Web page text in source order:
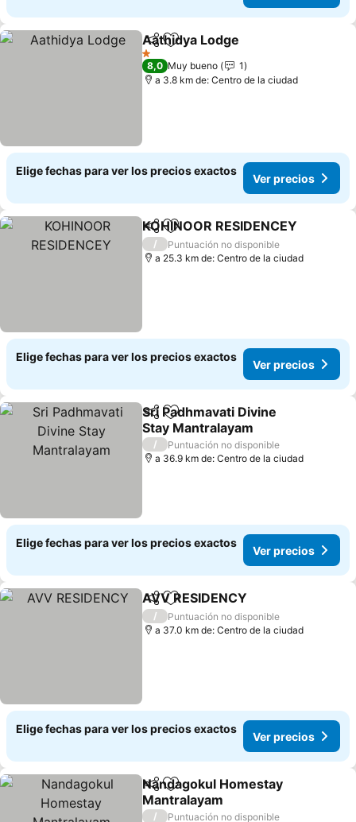
CompartirAgregar a favoritos
Aathidya Lodge
1 Estrellas
8,0 Muy bueno
1
a 3.8 km de: Centro de la ciudad
Elige fechas para ver los precios exactos
Ver precios
CompartirAgregar a favoritos
KOHINOOR RESIDENCEY
/
Puntuación no disponible
a 25.3 km de: Centro de la ciudad
Elige fechas para ver los precios exactos
Ver precios
CompartirAgregar a favoritos
Sri Padhmavati Divine
Stay Mantralayam
Ver precios
/
Puntuación no disponible
a 36.9 km de: Centro de la ciudad
Elige fechas para ver los precios exactos
Ver precios
CompartirAgregar a favoritos
AVV RESIDENCY
/
Puntuación no disponible
a 37.0 km de: Centro de la ciudad
Elige fechas para ver los precios exactos
Ver precios
CompartirAgregar a favoritos
Nandagokul Homestay
Mantralayam
Ver precios
/ Puntuación no disponible